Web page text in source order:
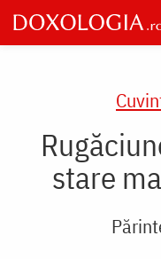
Skip
to
main
stare